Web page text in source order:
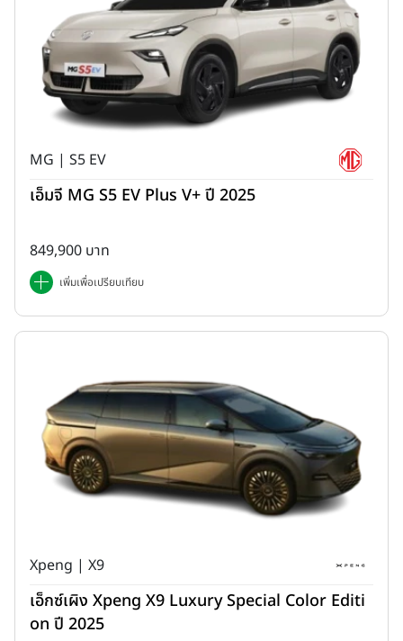
MG | S5 EV
เอ็มจี MG S5 EV Plus V+ ปี 2025
849,900 บาท
เพิ่มเพื่อเปรียบเทียบ
Xpeng | X9
เอ็กซ์เผิง Xpeng X9 Luxury Special Color Editi
on ปี 2025